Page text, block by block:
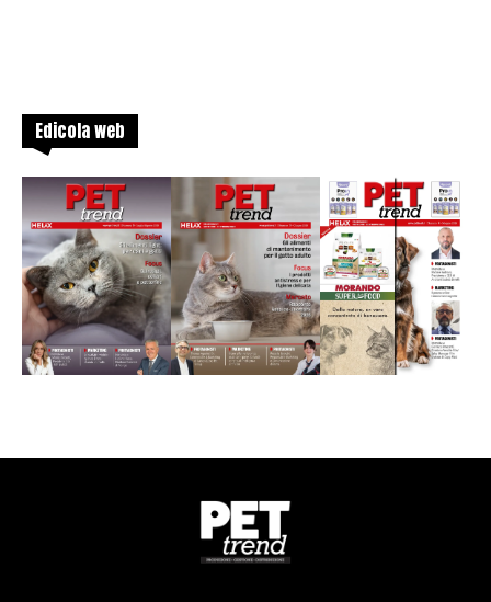
Edicola web